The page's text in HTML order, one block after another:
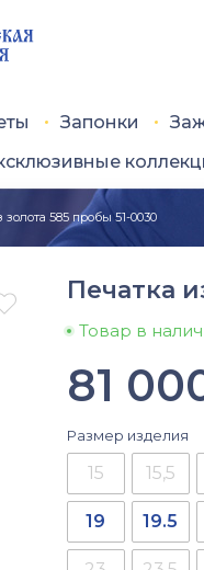
Запонки
золота 585 пробы 51-0030
Печатка
Товар в
81
Размер изделия
15 15,5
19 19.5